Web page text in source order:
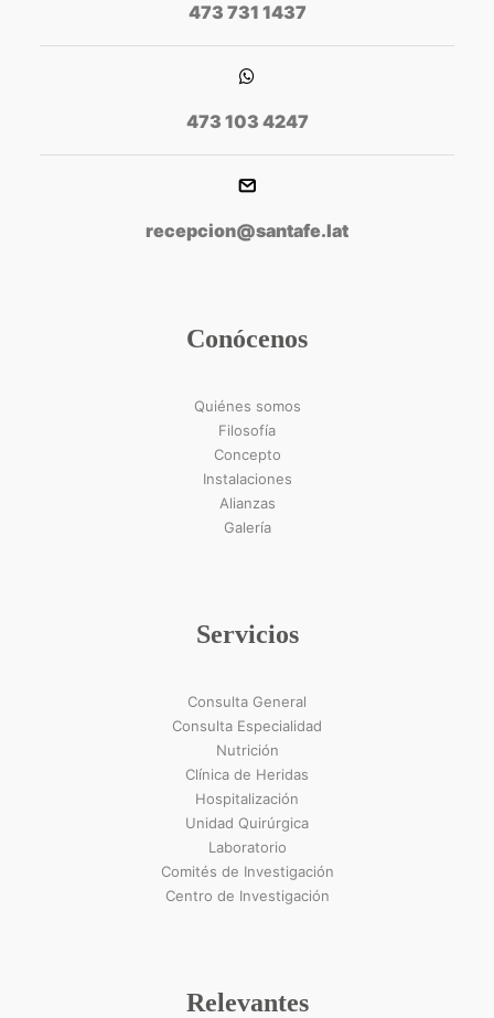
473 731 1437
473 103 4247
recepcion@santafe.lat
Conócenos
Quiénes somos
Filosofía
Concepto
Instalaciones
Alianzas
Galería
Servicios
Consulta General
Consulta Especialidad
Nutrición
Clínica de Heridas
Hospitalización
Unidad Quirúrgica
Laboratorio
Comités de Investigación
Centro de Investigación
Relevantes